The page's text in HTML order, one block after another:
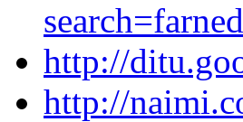
http://
http://